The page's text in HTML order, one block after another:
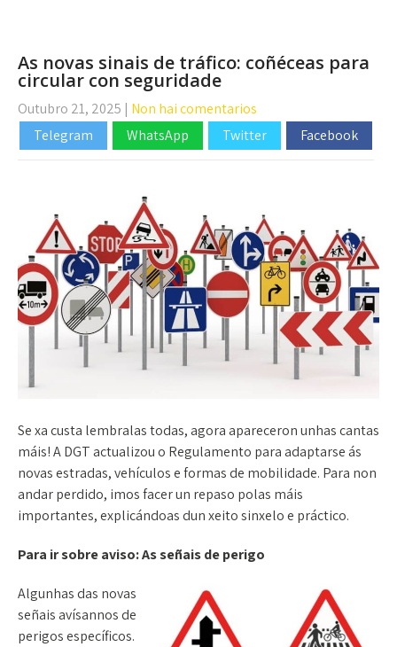
As novas sinais de tráfico: coñéceas para
circular con seguridade
Outubro 21, 2025 | Non hai comentarios
Telegram
WhatsApp Twitter Facebook
Se xa custa lembralas todas, agora apareceron unhas cantas
máis! A DGT actualizou o Regulamento para adaptarse ás
novas estradas, vehículos e formas de mobilidade. Para non
andar perdido, imos facer un repaso polas máis
importantes, explicándoas dun xeito sinxelo e práctico.
Para ir sobre aviso: As señais de perigo
Algunhas das novas
señais avísannos de
perigos específicos.